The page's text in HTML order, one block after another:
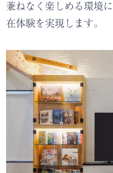
兼ねなく楽しめる環境
在体験を実現します。